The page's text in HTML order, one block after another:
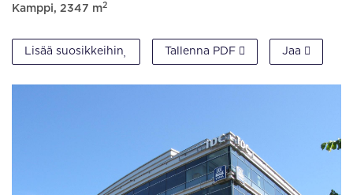
Kamppi, 2347 m2
Lisää suosikkeihin Tallenna PDF Jaa